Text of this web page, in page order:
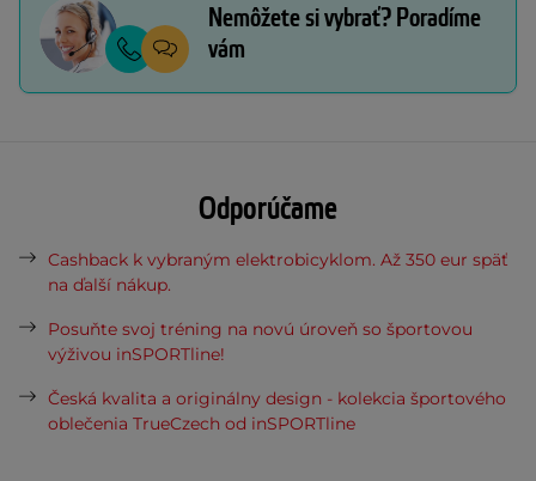
Nemôžete si vybrať? Poradíme
vám
Odporúčame
Cashback k vybraným elektrobicyklom. Až 350 eur späť
na ďalší nákup.
Posuňte svoj tréning na novú úroveň so športovou
výživou inSPORTline!
Česká kvalita a originálny design - kolekcia športového
oblečenia TrueCzech od inSPORTline